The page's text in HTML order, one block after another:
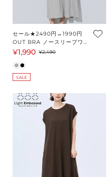
セール★2490円→1990円
OUT BRA ノースリーブワン
ピース レディース メール便
¥1,990 セ
通
¥2,490
SALE